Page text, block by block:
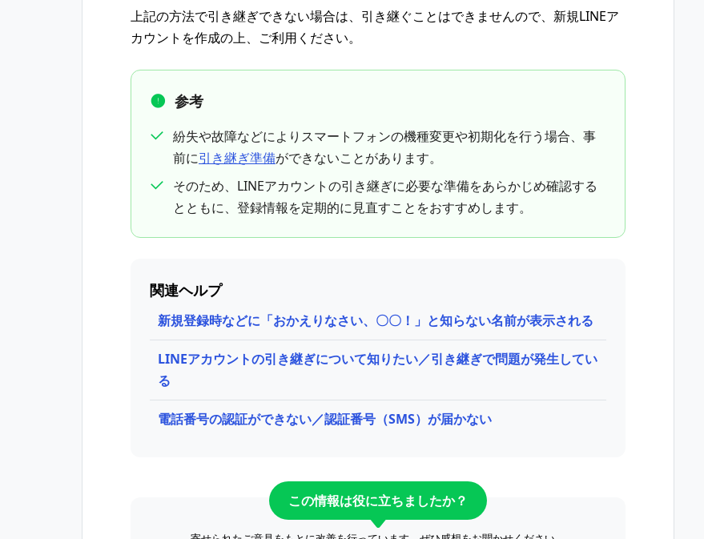
上記の方法で引き継ぎできない場合は、引き継ぐことはできませんので、新規LINEア
カウントを作成の上、ご利用ください。
参考
紛失や故障などによりスマートフォンの機種変更や初期化を行う場合、事
前に引き継ぎ準備ができないことがあります。
そのため、LINEアカウントの引き継ぎに必要な準備をあらかじめ確認する
とともに、登録情報を定期的に見直すことをおすすめします。
関連ヘルプ
新規登録時などに「おかえりなさい、〇〇！」と知らない名前が表示される
LINEアカウントの引き継ぎについて知りたい／引き継ぎで問題が発生してい
る
電話番号の認証ができない／認証番号（SMS）が届かない
この情報は役に立ちましたか？